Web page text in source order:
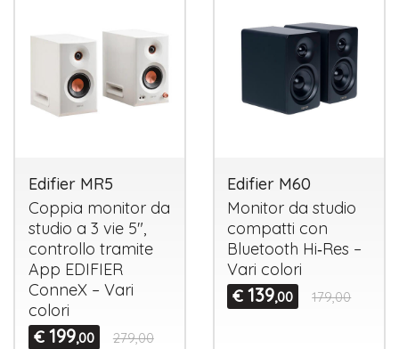
Edifier MR5
Coppia monitor da
studio a 3 vie 5",
controllo tramite
App EDIFIER
ConneX – Vari
colori
€ 199,00 279,00
Edifier M60
Monitor da studio
compatti con
Bluetooth Hi‑Res –
Vari colori
€ 139,00 179,00